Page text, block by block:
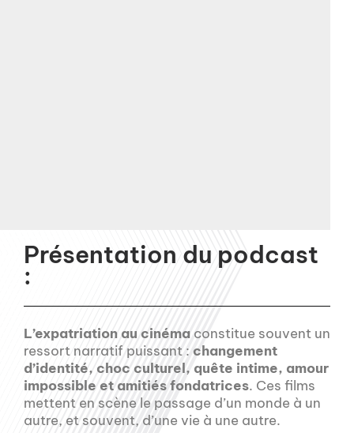
Présentation du podcast
:
L’expatriation au cinéma constitue souvent un
ressort narratif puissant : changement
d’identité, choc culturel, quête intime, amour
impossible et amitiés fondatrices. Ces films
mettent en scène le passage d’un monde à un
autre, et souvent, d’une vie à une autre.